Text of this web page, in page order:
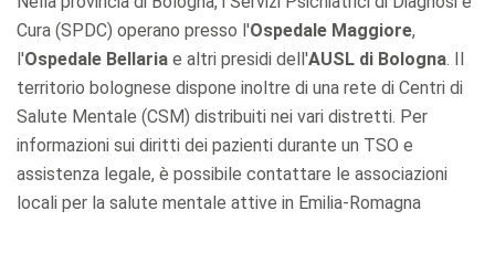
Cura (SPDC) operano presso l'Ospedale Maggiore,
l'Ospedale Bellaria e altri presidi dell'AUSL di Bologna. Il
territorio bolognese dispone inoltre di una rete di Centri di
Salute Mentale (CSM) distribuiti nei vari distretti. Per
informazioni sui diritti dei pazienti durante un TSO e
assistenza legale, è possibile contattare le associazioni
locali per la salute mentale attive in Emilia-Romagna